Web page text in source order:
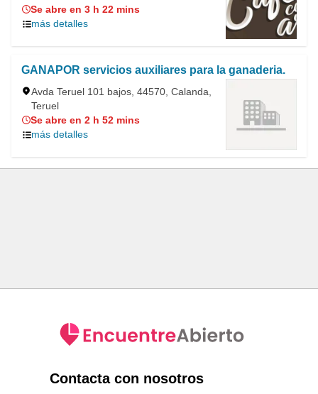
Se abre en 3 h 22 mins
más detalles
GANAPOR servicios auxiliares para la ganaderia.
Avda Teruel 101 bajos, 44570, Calanda,
Teruel
Se abre en 2 h 52 mins
más detalles
Contacta con nosotros